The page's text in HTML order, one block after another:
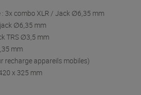
: 3x combo XLR / Jack ∅6,35 mm
∅6,35 mm
TRS ∅3,5 mm
mm
recharge appareils mobiles)
x 325 mm